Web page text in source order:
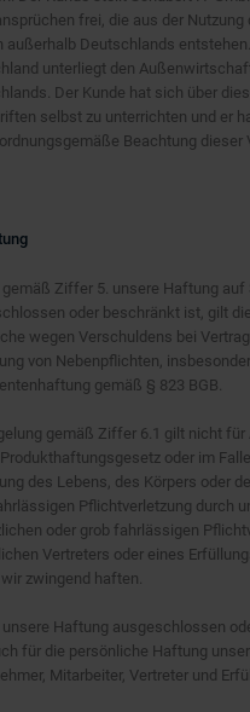
frei, die aus der Nutzung
außerhalb Deutschlands
unterliegt den
Der Kunde hat sich über
selbst zu unterrichten und er
Beachtung dieser
gemäß Ziffer 5. unsere Haftung auf
oder beschränkt ist, gilt
wegen Verschuldens bei
von Nebenpflichten,
gemäß § 823 BGB.
gemäß Ziffer 6.1 gilt nicht
oder im
des Lebens, des Körpers oder
Pflichtverletzung durch
oder grob fahrlässigen
Vertreters oder eines
zwingend haften.
unsere Haftung ausgeschlossen
für die persönliche Haftung
Mitarbeiter, Vertreter und